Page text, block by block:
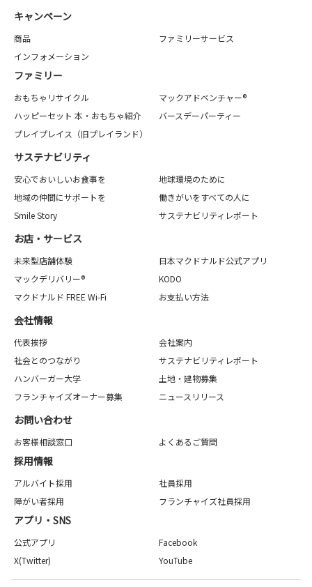
キャンペーン
商品
ファミリーサービス
インフォメーション
ファミリー
おもちゃリサイクル
マックアドベンチャー®
ハッピーセット 本・おもちゃ紹介
バースデーパーティー
プレイプレイス（旧プレイランド）
サステナビリティ
安心でおいしいお食事を
地球環境のために
地域の仲間にサポートを
働きがいをすべての人に
Smile Story
サステナビリティレポート
お店・サービス
未来型店舗体験
日本マクドナルド公式アプリ
マックデリバリー®
KODO
マクドナルド FREE Wi-Fi
お支払い方法
会社情報
代表挨拶
会社案内
社会とのつながり
サステナビリティレポート
ハンバーガー大学
土地・建物募集
フランチャイズオーナー募集
ニュースリリース
お問い合わせ
お客様相談窓口 よくあるご質問
採用情報
アルバイト採用
社員採用
障がい者採用
フランチャイズ社員採用
アプリ・SNS
公式アプリ
Facebook
X(Twitter)
YouTube